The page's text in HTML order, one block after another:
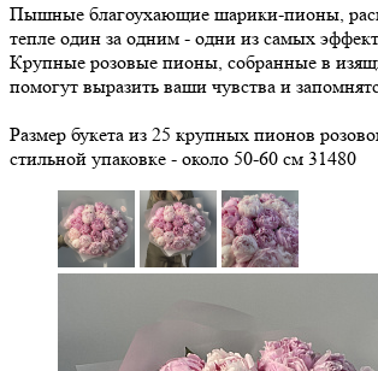
Пышные благоухающие шарики-пионы,
тепле один за одним - одни из самых
Крупные розовые пионы, собранные в
помогут выразить ваши чувства и
Размер букета из 25 крупных пионов
стильной упаковке - около 50-60 см 31480